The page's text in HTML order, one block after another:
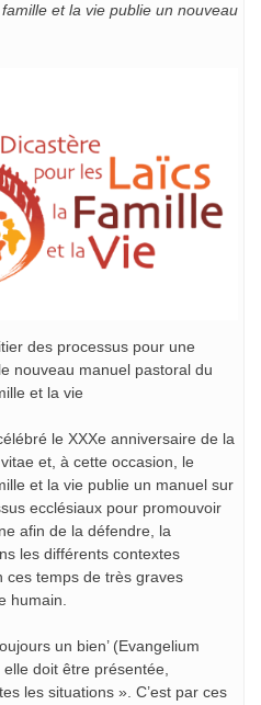
et la vie publie un nouveau
des processus pour une
nouveau manuel pastoral du
et la vie
le XXXe anniversaire de la
et, à cette occasion, le
et la vie publie un manuel sur
ecclésiaux pour promouvoir
afin de la défendre, la
les différents contextes
ces temps de très graves
humain.
un bien’ (Evangelium
doit être présentée,
les situations ». C’est par ces